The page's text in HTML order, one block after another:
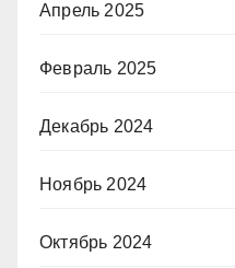
Апрель 2025
Февраль 2025
Декабрь 2024
Ноябрь 2024
Октябрь 2024